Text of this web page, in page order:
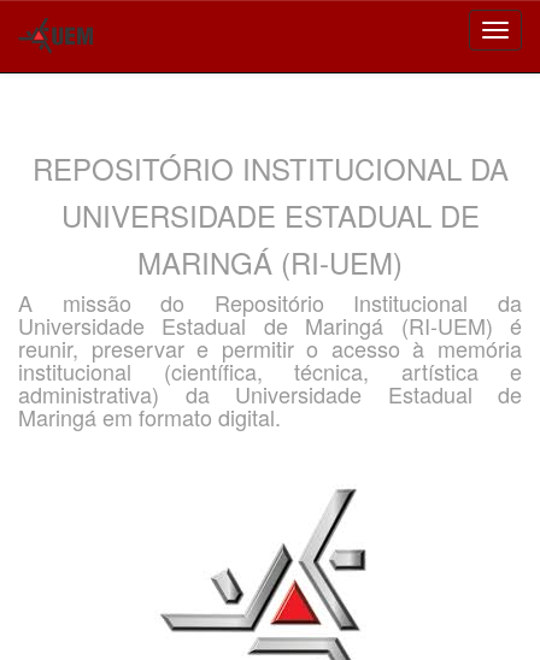
REPOSITÓRIO INSTITUCIONAL DA
UNIVERSIDADE ESTADUAL DE
MARINGÁ (RI-UEM)
A missão do Repositório Institucional da
Universidade Estadual de Maringá (RI-UEM) é
reunir, preservar e permitir o acesso à memória
institucional (científica, técnica, artística e
administrativa) da Universidade Estadual de
Maringá em formato digital.